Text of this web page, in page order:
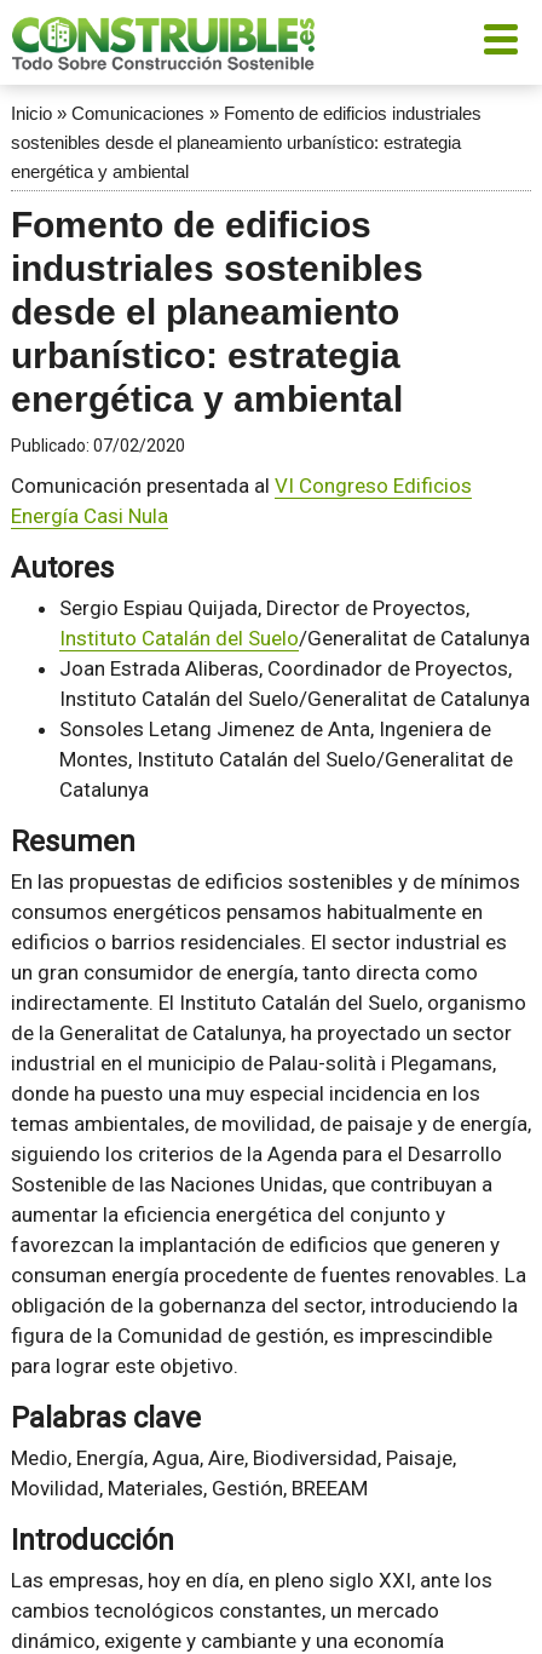
Inicio» Comunicaciones » Fomento de edificios industriales
sostenibles desde el planeamiento urbanístico: estrategia
energética y ambiental
Fomento de edificios
industriales sostenibles
desde el planeamiento
urbanístico: estrategia
energética y ambiental
Publicado: 07/02/2020
Comunicación presentada al VI Congreso Edificios
Energía Casi Nula
Autores
Sergio Espiau Quijada, Director de Proyectos,
Instituto Catalán del Suelo/Generalitat de Catalunya
Joan Estrada Aliberas, Coordinador de Proyectos,
Instituto Catalán del Suelo/Generalitat de Catalunya
Sonsoles Letang Jimenez de Anta, Ingeniera de
Montes, Instituto Catalán del Suelo/Generalitat de
Catalunya
Resumen
En las propuestas de edificios sostenibles y de mínimos
consumos energéticos pensamos habitualmente en
edificios o barrios residenciales. El sector industrial es
un gran consumidor de energía, tanto directa como
indirectamente. El Instituto Catalán del Suelo, organismo
de la Generalitat de Catalunya, ha proyectado un sector
industrial en el municipio de Palau-solità i Plegamans,
donde ha puesto una muy especial incidencia en los
temas ambientales, de movilidad, de paisaje y de energía,
siguiendo los criterios de la Agenda para el Desarrollo
Sostenible de las Naciones Unidas, que contribuyan a
aumentar la eficiencia energética del conjunto y
favorezcan la implantación de edificios que generen y
consuman energía procedente de fuentes renovables. La
obligación de la gobernanza del sector, introduciendo la
figura de la Comunidad de gestión, es imprescindible
para lograr este objetivo.
Palabras clave
Medio, Energía, Agua, Aire, Biodiversidad, Paisaje,
Movilidad, Materiales, Gestión, BREEAM
Introducción
Las empresas, hoy en día, en pleno siglo XXI, ante los
cambios tecnológicos constantes, un mercado
dinámico, exigente y cambiante y una economía